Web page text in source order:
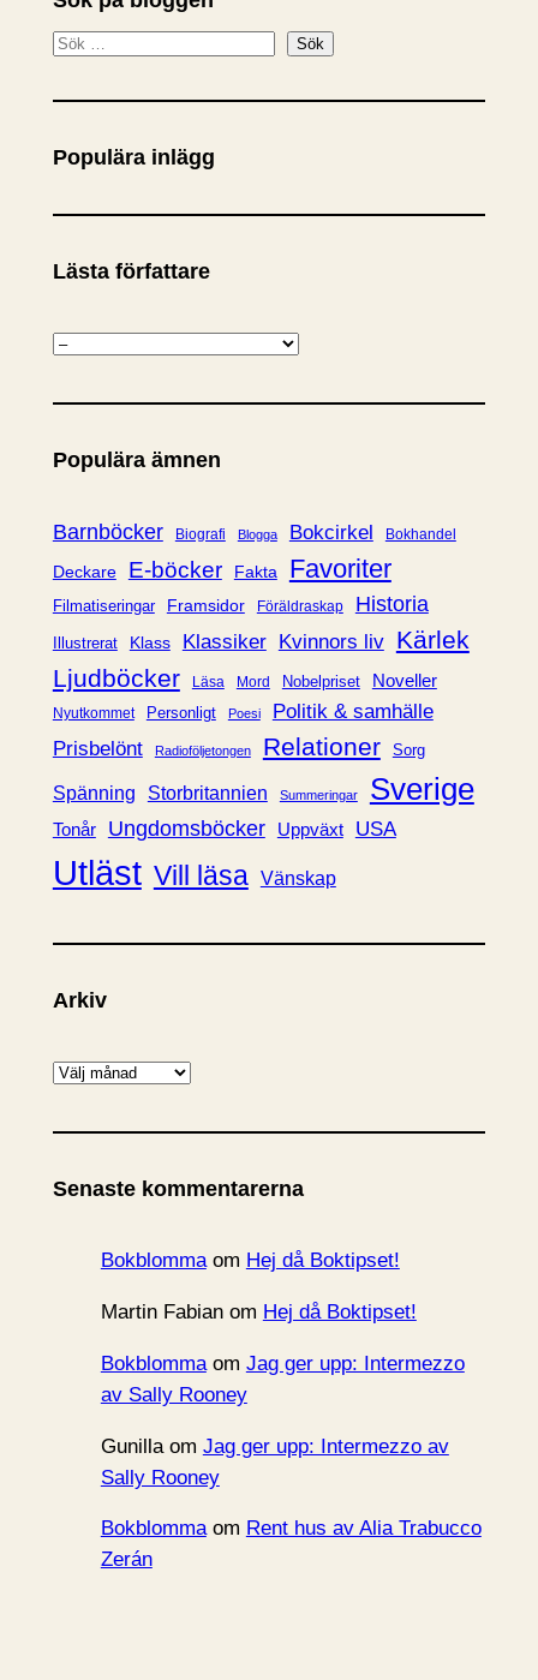
S
k
Sök
Populära inlägg
Lästa författare
K
t
g
r
i
Populära ämnen
Barnböcker Biografi Blogga Bokcirkel Bokhandel
Deckare E-böcker Fakta Favoriter
Filmatiseringar Framsidor Föräldraskap Historia
Illustrerat Klass Klassiker Kvinnors liv Kärlek
Ljudböcker
Läsa Mord Nobelpriset Noveller
Nyutkommet Personligt Poesi
Politik & samhälle
Prisbelönt
Radioföljetongen Relationer Sorg
Spänning Storbritannien Summeringar Sverige
Tonår Ungdomsböcker Uppväxt USA
Utläst Vill läsa Vänskap
Arkiv
A
k
v
Senaste kommentarerna
Bokblommaom Hej då Boktipset!
Martin Fabianom Hej då Boktipset!
Bokblommaom Jag ger upp: Intermezzo
av Sally Rooney
Gunillaom Jag ger upp: Intermezzo av
Sally Rooney
Bokblommaom Rent hus av Alia Trabucco
Zerán